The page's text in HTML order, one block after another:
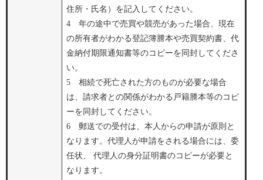
住所・氏名）を記入してください。
4 年の途中で売買や競売があった場合、現在
の所有者がわかる登記簿謄本や売買契約書、代
金納付期限通知書等のコピーを同封してくださ
い。
5 相続で死亡された方のものが必要な場合
は、請求者との関係がわかる戸籍謄本等のコピ
ーを同封してください。
6 郵送での受付は、本人からの申請が原則と
なります。代理人が申請をされる場合には、委
任状、 代理人の身分証明書のコピーが必要と
なります。